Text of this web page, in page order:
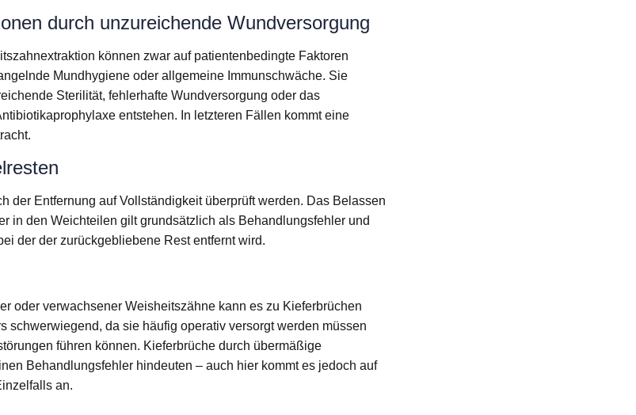
durch unzureichende Wundversorgung
können zwar auf patientenbedingte Faktoren
Mundhygiene oder allgemeine Immunschwäche. Sie
Sterilität, fehlerhafte Wundversorgung oder das
entstehen. In letzteren Fällen kommt eine
der Entfernung auf Vollständigkeit überprüft werden. Das Belassen
in den Weichteilen gilt grundsätzlich als Behandlungsfehler und
der der zurückgebliebene Rest entfernt wird.
oder verwachsener Weisheitszähne kann es zu Kieferbrüchen
schwerwiegend, da sie häufig operativ versorgt werden müssen
führen können. Kieferbrüche durch übermäßige
Behandlungsfehler hindeuten – auch hier kommt es jedoch auf
an.